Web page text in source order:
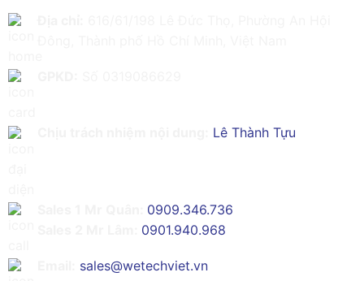
Lê Thành Tựu
0909.346.736
0901.940.968
sales@wetechviet.vn